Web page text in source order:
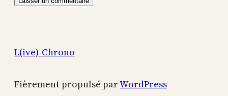
L(ive)-Chrono
Fièrement propulsé parWordPress